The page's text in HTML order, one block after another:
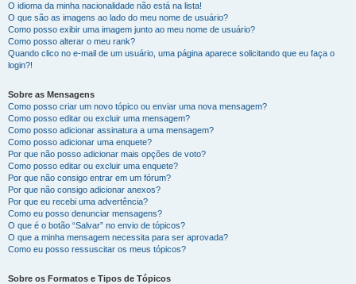
O idioma da minha nacionalidade não está na lista!
O que são as imagens ao lado do meu nome de usuário?
Como posso exibir uma imagem junto ao meu nome de usuário?
Como posso alterar o meu rank?
Quando clico no e-mail de um usuário, uma página aparece solicitando que eu faça o
login?!
Sobre as Mensagens
Como posso criar um novo tópico ou enviar uma nova mensagem?
Como posso editar ou excluir uma mensagem?
Como posso adicionar assinatura a uma mensagem?
Como posso adicionar uma enquete?
Por que não posso adicionar mais opções de voto?
Como posso editar ou excluir uma enquete?
Por que não consigo entrar em um fórum?
Por que não consigo adicionar anexos?
Por que eu recebi uma advertência?
Como eu posso denunciar mensagens?
O que é o botão “Salvar” no envio de tópicos?
O que a minha mensagem necessita para ser aprovada?
Como eu posso ressuscitar os meus tópicos?
Sobre os Formatos e Tipos de Tópicos